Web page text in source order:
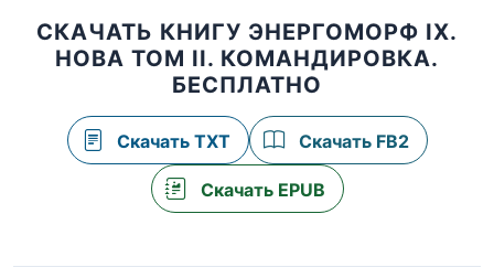
СКАЧАТЬ КНИГУ ЭНЕРГОМОРФ IX.
НОВА ТОМ II. КОМАНДИРОВКА.
БЕСПЛАТНО
Скачать TXT Скачать FB2
Скачать EPUB